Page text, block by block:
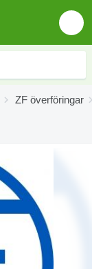
ZF överföringar